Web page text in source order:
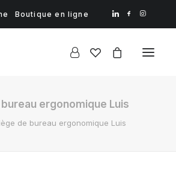
Boutique en ligne
ergonomique Luis
de bureau ergonomique Luis